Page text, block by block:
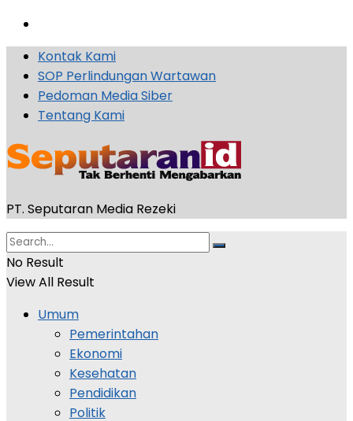
Kontak Kami
SOP Perlindungan Wartawan
Pedoman Media Siber
Tentang Kami
PT. Seputaran Media Rezeki
No Result
View All Result
Umum
Pemerintahan
Ekonomi
Kesehatan
Pendidikan
Politik